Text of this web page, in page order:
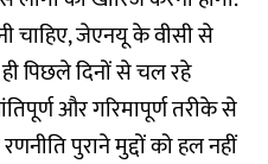
चाहिए, जेएनयू के वीसी से
पिछले दिनों से चल रहे
और गरिमापूर्ण तरीके से
पुराने मुद्दों को हल नहीं